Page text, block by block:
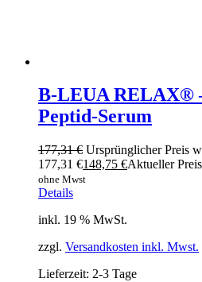
B-LEUA RELAX®
Peptid-Serum
177,31€ Ursprünglicher Preis
177,31 €148,75 €Aktueller
ohne Mwst
Details
inkl. 19 % MwSt.
zzgl. Versandkosten inkl. Mwst.
Lieferzeit: 2-3 Tage